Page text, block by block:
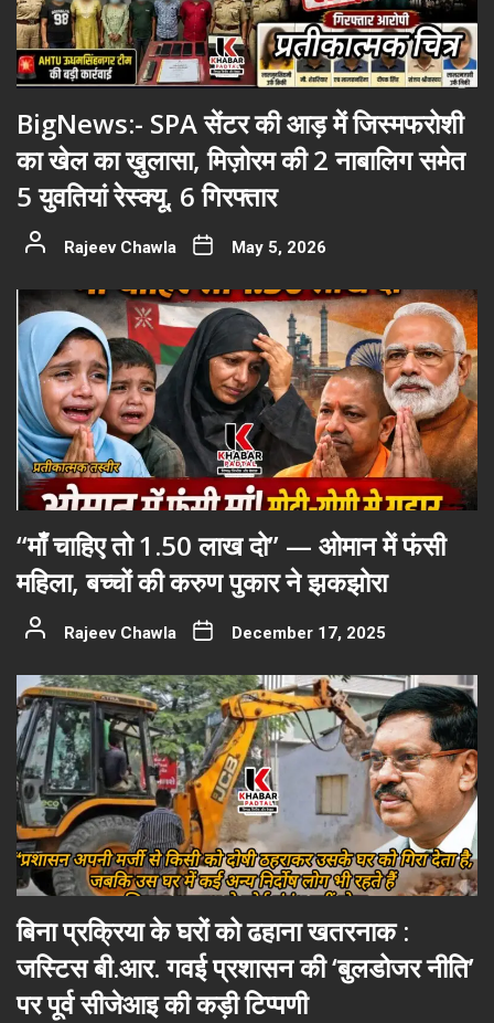
BigNews:- SPA सेंटर की आड़ में जिस्मफरोशी
का खेल का ख़ुलासा, मिज़ोरम की 2 नाबालिग समेत
5 युवतियां रेस्क्यू, 6 गिरफ्तार
Rajeev Chawla May 5, 2026
“माँ चाहिए तो 1.50 लाख दो” — ओमान में फंसी
महिला, बच्चों की करुण पुकार ने झकझोरा
Rajeev Chawla December 17, 2025
बिना प्रक्रिया के घरों को ढहाना खतरनाक :
जस्टिस बी.आर. गवई प्रशासन की ‘बुलडोजर नीति’
पर पूर्व सीजेआइ की कड़ी टिप्पणी